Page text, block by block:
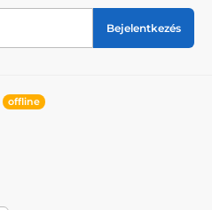
Bejelentkezés
offline